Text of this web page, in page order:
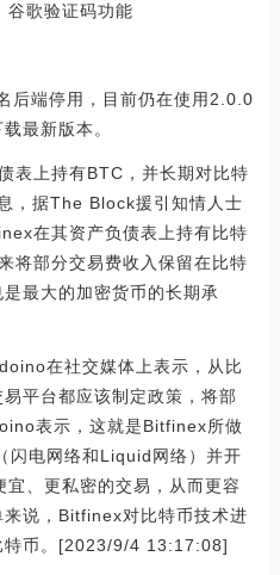
谷歌验证码功能
后端停用，目前仍在使用2.0.0
最新版本。
表上持有BTC，并长期对比特
，据The Block援引知情人士
在其资产负债表上持有比特
将部分交易费收入保留在比特
最大的加密货币的长期承
在社交媒体上表示，从比
平台都应该制定政策，将部
表示，这就是Bitfinex所做
闪电网络和Liquid网络）并开
、更私密的交易，从而更容
说，Bitfinex对比特币技术进
特币。[2023/9/4 13:17:08]